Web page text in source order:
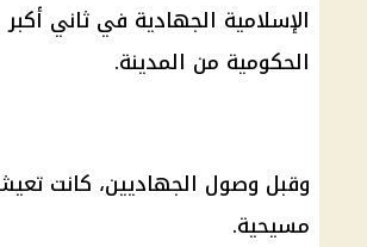
الإسلامية الجهادية في ثاني
الحكومية من المدينة.
مسيحية.